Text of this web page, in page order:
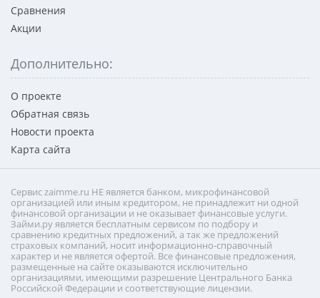
Сравнения
Акции
Дополнительно:
О проекте
Обратная связь
Новости проекта
Карта сайта
Сервис zaimme.ru НЕ является банком, микрофинансовой
организацией или иным кредитором, не принадлежит ни одной
финансовой организации и не оказывает финансовые услуги.
Займи.ру является бесплатным сервисом по подбору и
сравнению кредитных предложений, а так же предложений
страховых компаний, носит информационно-справочный
характер и не является офертой. Все финансовые предложения,
размещенные на сайте оказываются исключительно
организациями, имеющими разрешение Центрального Банка
Российской Федерации и соответствующие лицензии.